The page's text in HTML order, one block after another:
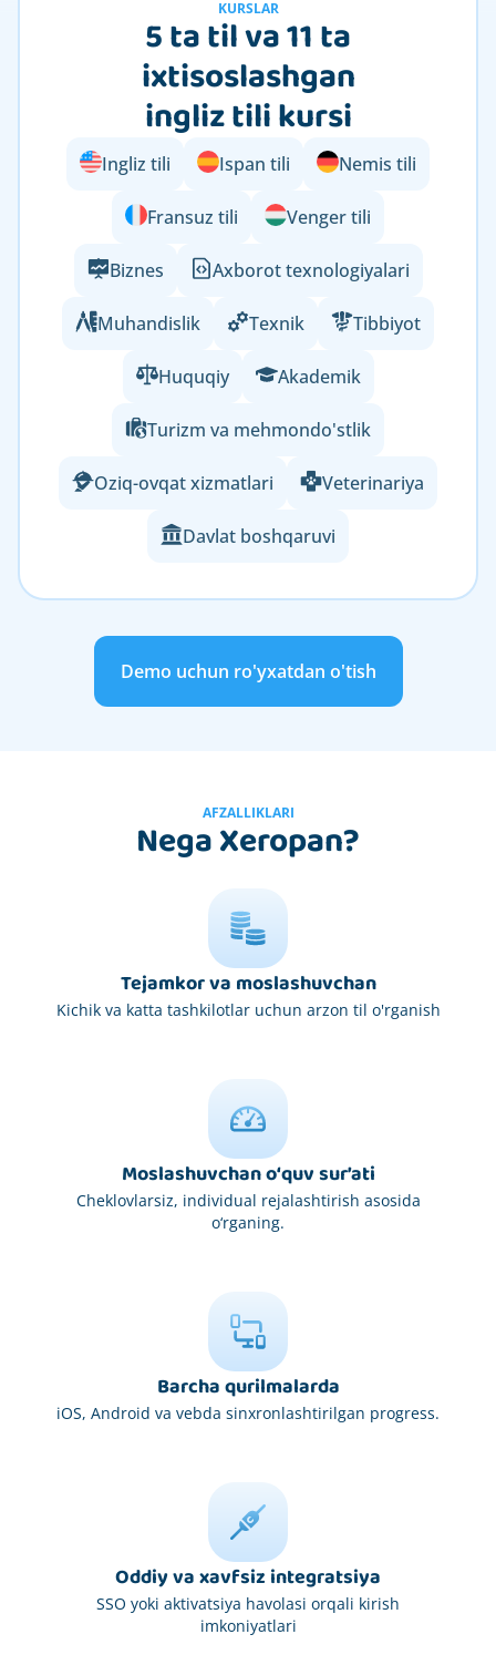
KURSLAR
5 ta til va 11 ta
ixtisoslashgan
ingliz tili kursi
Ingliz tili Ispan tili Nemis tili
Fransuz tili Venger tili
Biznes Axborot texnologiyalari
Muhandislik Texnik Tibbiyot
Huquqiy Akademik
Turizm va mehmondo'stlik
Oziq-ovqat xizmatlari Veterinariya
Davlat boshqaruvi
Demo uchun ro'yxatdan o'tish
AFZALLIKLARI
Nega Xeropan?
Tejamkor va moslashuvchan
Kichik va katta tashkilotlar uchun arzon til o'rganish
Moslashuvchan o‘quv sur’ati
Cheklovlarsiz, individual rejalashtirish asosida
o‘rganing.
Barcha qurilmalarda
iOS, Android va vebda sinxronlashtirilgan progress.
Oddiy va xavfsiz integratsiya
SSO yoki aktivatsiya havolasi orqali kirish
imkoniyatlari